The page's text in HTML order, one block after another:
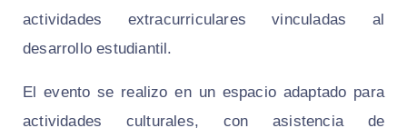
actividades extracurriculares vinculadas al
desarrollo estudiantil.
El evento se realizo en un espacio adaptado para
actividades culturales, con asistencia de